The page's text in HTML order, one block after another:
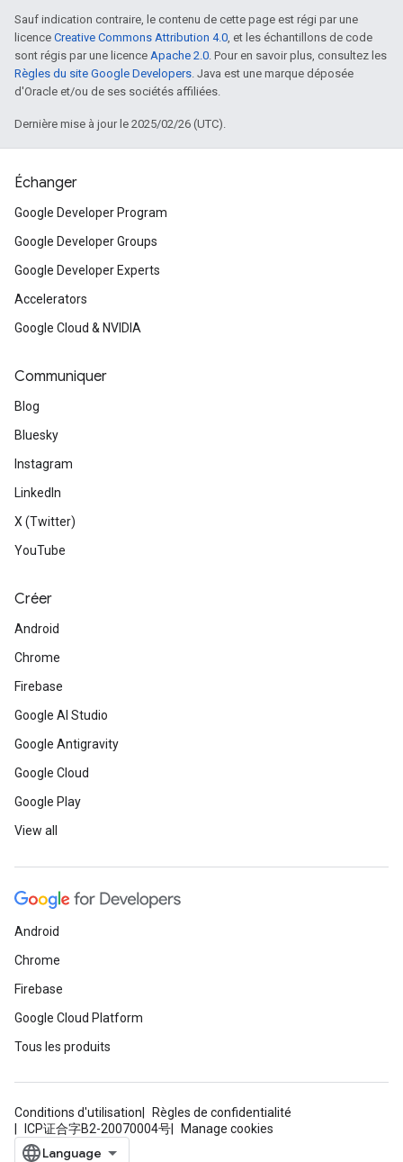
Sauf indication contraire, le contenu de cette page est régi par une
licence Creative Commons Attribution 4.0, et les échantillons de code
sont régis par une licence Apache 2.0. Pour en savoir plus, consultez les
Règles du site Google Developers. Java est une marque déposée
d'Oracle et/ou de ses sociétés affiliées.
Dernière mise à jour le 2025/02/26 (UTC).
Échanger
Google Developer Program
Google Developer Groups
Google Developer Experts
Accelerators
Google Cloud & NVIDIA
Communiquer
Blog
Bluesky
Instagram
LinkedIn
X (Twitter)
YouTube
Créer
Android
Chrome
Firebase
Google AI Studio
Google Antigravity
Google Cloud
Google Play
View all
Android
Chrome
Firebase
Google Cloud Platform
Tous les produits
Conditions d'utilisation
Règles de confidentialité
ICP证合字B2-20070004号
Manage cookies